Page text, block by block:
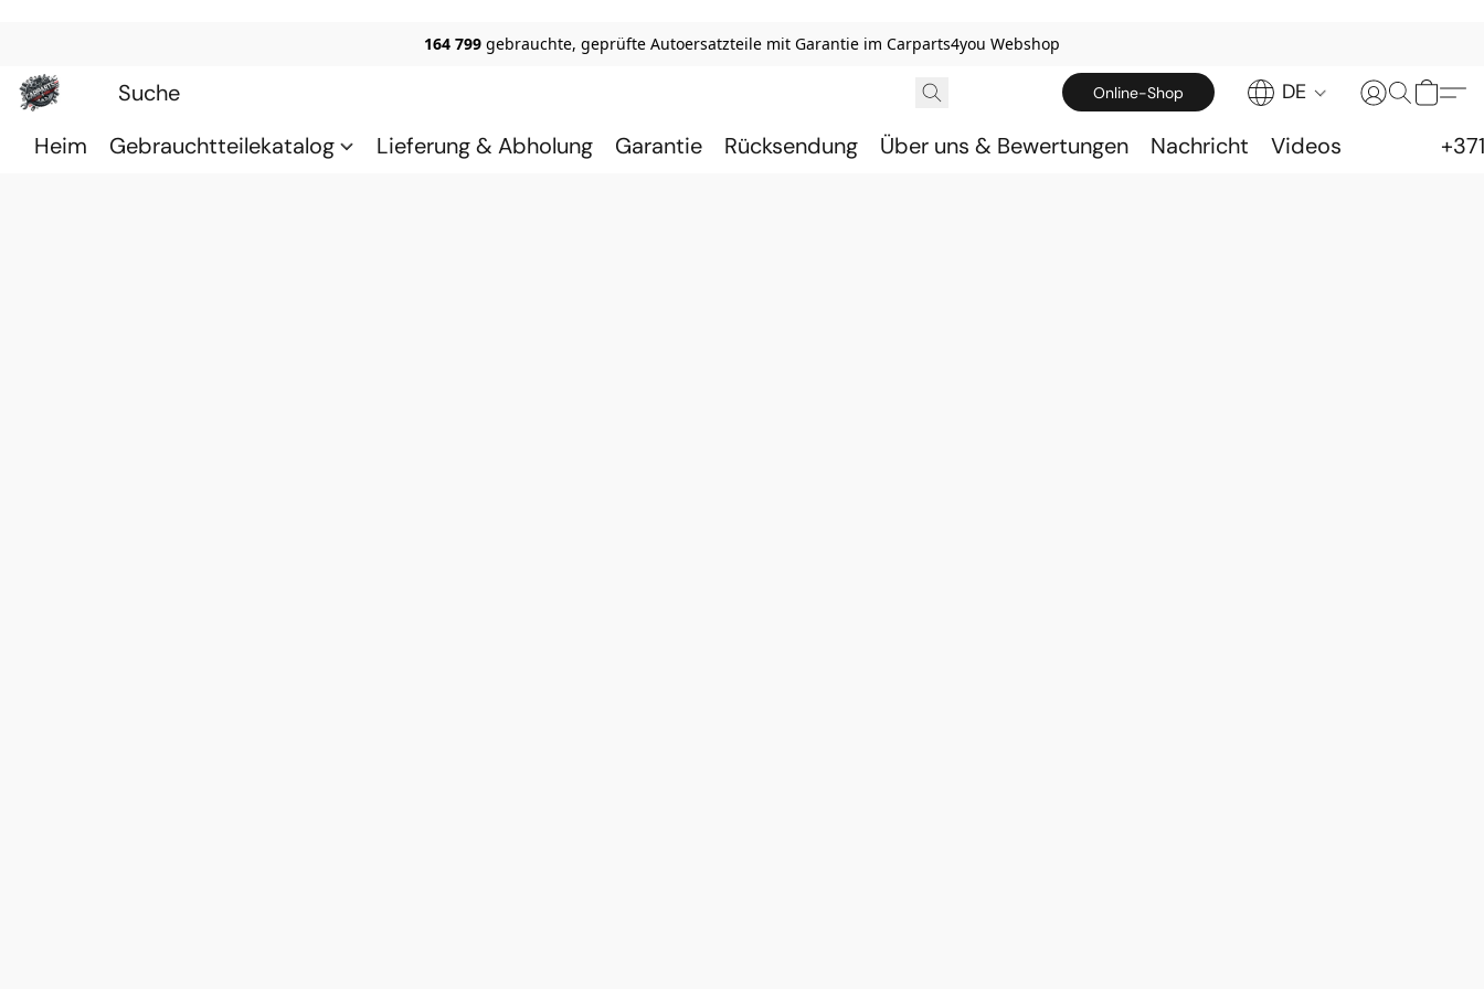
164 799 gebrauchte, geprüfte Autoersatzteile mit Garantie im Carparts4you Webshop
Online-Shop DE
Heim Gebrauchtteilekatalog Lieferung & Abholung Garantie Rücksendung Über uns & Bewertungen Nachricht Videos